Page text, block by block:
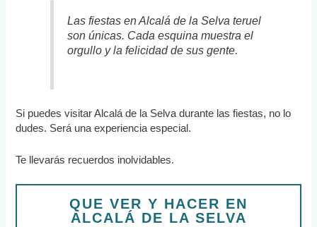
Las fiestas en Alcalá de la Selva teruel
son únicas. Cada esquina muestra el
orgullo y la felicidad de sus gente.
Si puedes visitar Alcalá de la Selva durante las fiestas, no lo
dudes. Será una experiencia especial.
Te llevarás recuerdos inolvidables.
QUE VER Y HACER EN
ALCALÁ DE LA SELVA